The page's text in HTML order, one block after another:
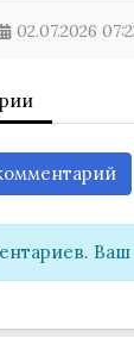
02.07.2026